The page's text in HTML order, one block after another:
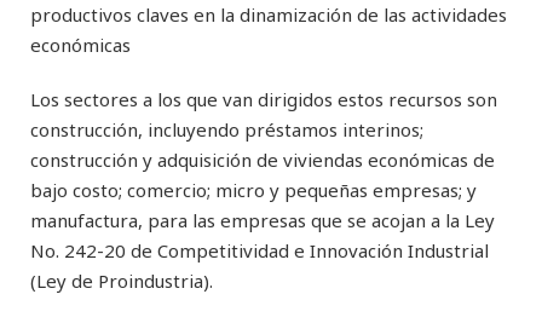
productivos claves en la dinamización de las actividades
económicas
Los sectores a los que van dirigidos estos recursos son
construcción, incluyendo préstamos interinos;
construcción y adquisición de viviendas económicas de
bajo costo; comercio; micro y pequeñas empresas; y
manufactura, para las empresas que se acojan a la Ley
No. 242-20 de Competitividad e Innovación Industrial
(Ley de Proindustria).